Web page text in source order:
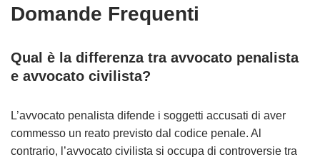
Domande Frequenti
Qual è la differenza tra avvocato penalista
e avvocato civilista?
L’avvocato penalista difende i soggetti accusati di aver
commesso un reato previsto dal codice penale. Al
contrario, l’avvocato civilista si occupa di controversie tra